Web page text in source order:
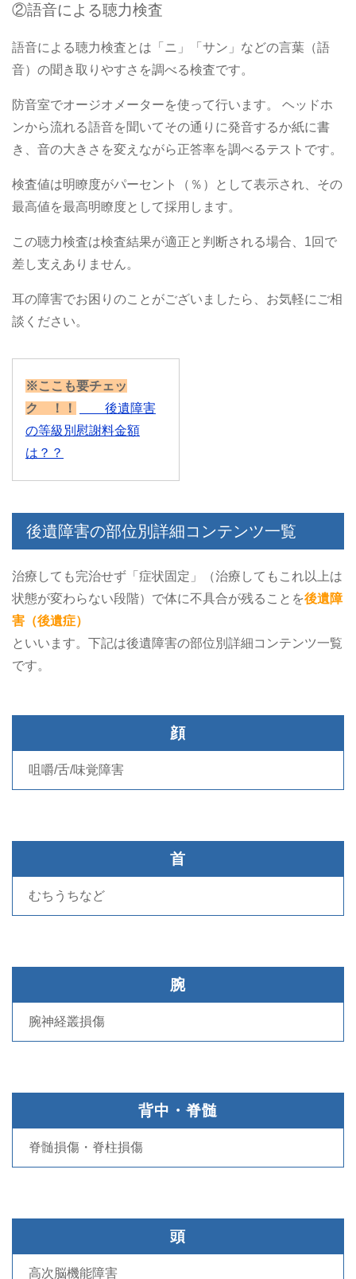
②語音による聴力検査
語音による聴力検査とは「ニ」「サン」などの言葉（語
音）の聞き取りやすさを調べる検査です。
防音室でオージオメーターを使って行います。
ヘッドホ
ンから流れる語音を聞いてその通りに発音するか紙に書
き、音の大きさを変えながら正答率を調べるテストです。
検査値は明瞭度がパーセント（％）として表示され、その
最高値を最高明瞭度として採用します。
この聴力検査は検査結果が適正と判断される場合、1回で
差し支えありません。
耳の障害でお困りのことがございましたら、お気軽にご相
談ください。
※ここも要チェッ
ク ！！
後遺障害
の等級別慰謝料金額
は？？
後遺障害の部位別詳細コンテンツ一覧
治療しても完治せず「症状固定」（治療してもこれ以上は
状態が変わらない段階）で体に不具合が残ることを後遺障
害（後遺症）
といいます。下記は後遺障害の部位別詳細コンテンツ一覧
です。
顔
咀嚼/舌/味覚障害
首
むちうちなど
腕
腕神経叢損傷
背中・脊髄
脊髄損傷・脊柱損傷
頭
高次脳機能障害